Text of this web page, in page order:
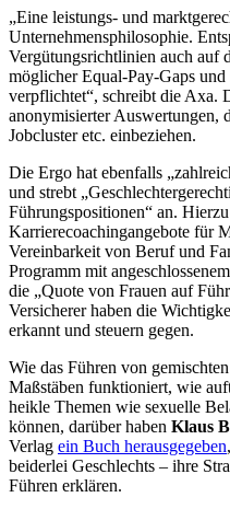
„Eine leistungs- und
Unternehmensphilosophie.
Vergütungsrichtlinien auch auf
möglicher Equal-Pay-Gaps
verpflichtet“, schreibt die Axa.
anonymisierter Auswertungen,
Jobcluster etc. einbeziehen.
Die Ergo hat ebenfalls
und strebt
Führungspositionen“ an.
Karrierecoachingangebote für
Vereinbarkeit von Beruf und
Programm mit
die „Quote von Frauen auf
Versicherer haben die
erkannt und steuern gegen.
Wie das Führen von
Maßstäben funktioniert, wie
heikle Themen wie sexuelle
können, darüber haben Klaus
Verlag ein Buch herausgegeben
beiderlei Geschlechts – ihre
Führen erklären.